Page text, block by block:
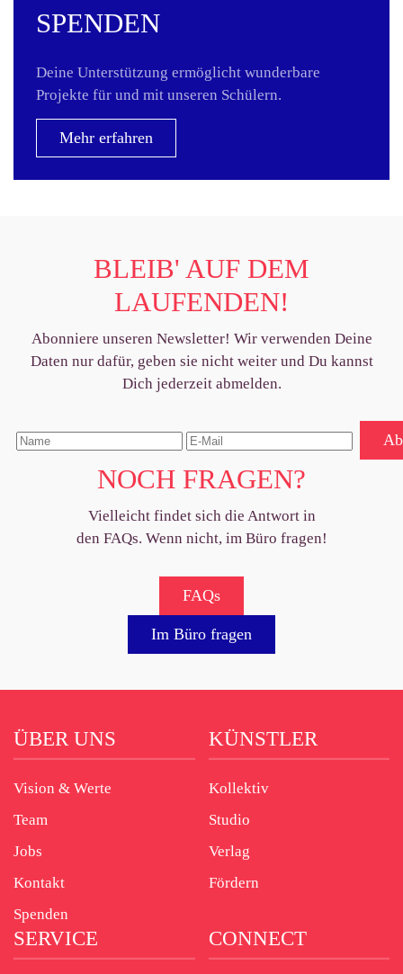
SPENDEN
Deine Unterstützung ermöglicht wunderbare
Projekte für und mit unseren Schülern.
Mehr erfahren
BLEIB' AUF DEM
LAUFENDEN!
Abonniere unseren Newsletter! Wir verwenden Deine
Daten nur dafür, geben sie nicht weiter und Du kannst
Dich jederzeit abmelden.
NOCH FRAGEN?
Vielleicht findet sich die Antwort in
den FAQs. Wenn nicht, im Büro fragen!
FAQs
Im Büro fragen
ÜBER UNS
Vision & Werte
Team
Jobs
Kontakt
Spenden
KÜNSTLER
Kollektiv
Studio
Verlag
Fördern
SERVICE CONNECT